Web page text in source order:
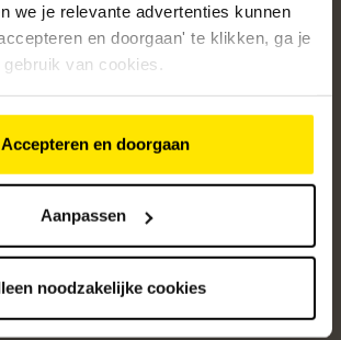
we je relevante advertenties kunnen
en doorgaan' te klikken, ga je
van cookies.
Accepteren en doorgaan
Aanpassen
noodzakelijke cookies
/5
van onze acties
aanbiedingen en persoonlijk advies.